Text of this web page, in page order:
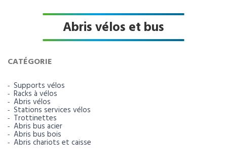
Abris vélos et bus
CATÉGORIE
Supports vélos
Racks à vélos
Abris vélos
Stations services vélos
Trottinettes
Abris bus acier
Abris bus bois
Abris chariots et caisse